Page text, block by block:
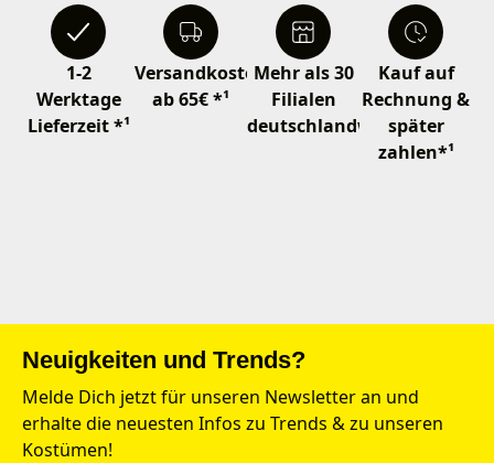
1-2
Werktage
Lieferzeit *¹
Versandkostenfrei
ab 65€ *¹
Mehr als 30
Filialen
deutschlandweit
Kauf auf
Rechnung &
später
zahlen*¹
Neuigkeiten und Trends?
Melde Dich jetzt für unseren Newsletter an und
erhalte die neuesten Infos zu Trends & zu unseren
Kostümen!